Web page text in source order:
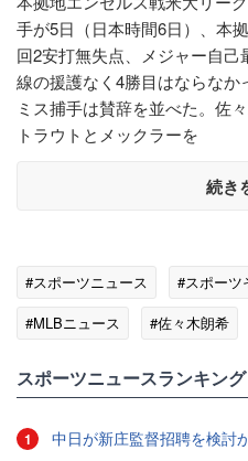
手が5日（日本時間6日）、本
回2安打無失点、メジャー自
線の援護なく4勝目はならな
ミス捕手は賛辞を並べた。佐
トラウトとメックラーを
続き
#スポーツニュース
#スポーツ
#MLBニュース
#佐々木朗希
スポーツニュースランキング
1 中日が新庄監督招聘を検討